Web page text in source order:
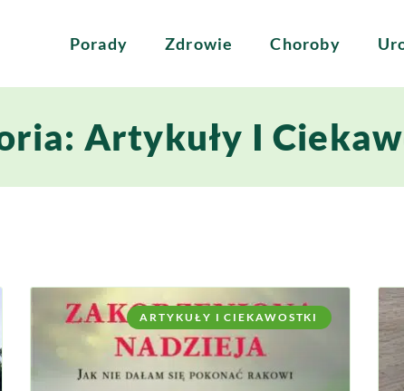
Porady Zdrowie Choroby
Artykuły I
ARTYKUŁY I CIEKAWOSTKI